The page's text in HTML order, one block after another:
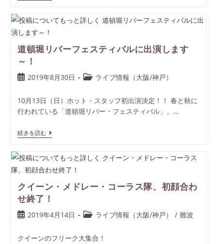
道頓堀リバーフェスティバルに出演します
～！
2019年8月30日 ライブ情報（大阪/神戸）
10月13日（日）ホット・スタッフ初出演決定！！ 春と秋に
行われている「道頓堀リバー・フェスティバル」。…
続きを読む
クイーン・メドレー・コーラス隊、初顔合わ
せ終了！
2019年4月14日 ライブ情報（大阪/神戸） / 難波
クイーンのフリーク大集合！